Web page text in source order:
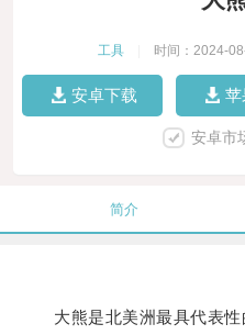
工具 时间：2024-
安卓下载 苹
安卓市
简介
大熊是北美洲最具代表性